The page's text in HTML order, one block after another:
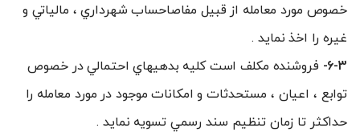
خصوص مورد معامله از قبيل مفاصاحساب شهرداري ، مالياتي و
غيره را اخذ نمايد .
6-3- فروشنده مکلف است کليه بدهيهاي احتمالي در خصوص
توابع ، اعيان ، مستحدثات و امکانات موجود در مورد معامله را
حداکثر تا زمان تنظيم سند رسمي تسویه نمايد .